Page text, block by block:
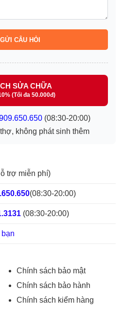
GỬI CÂU HỎI
SỬA CHỮA
(Tối đa 50.000đ)
(08:30-20:00)
không phát sinh thêm
trợ miễn phí)
(08:30-20:00)
(08:30-20:00)
Chính sách bảo mật
Chính sách bảo hành
Chính sách kiểm hàng